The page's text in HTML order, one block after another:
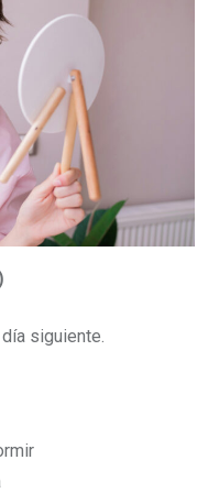
siguiente.